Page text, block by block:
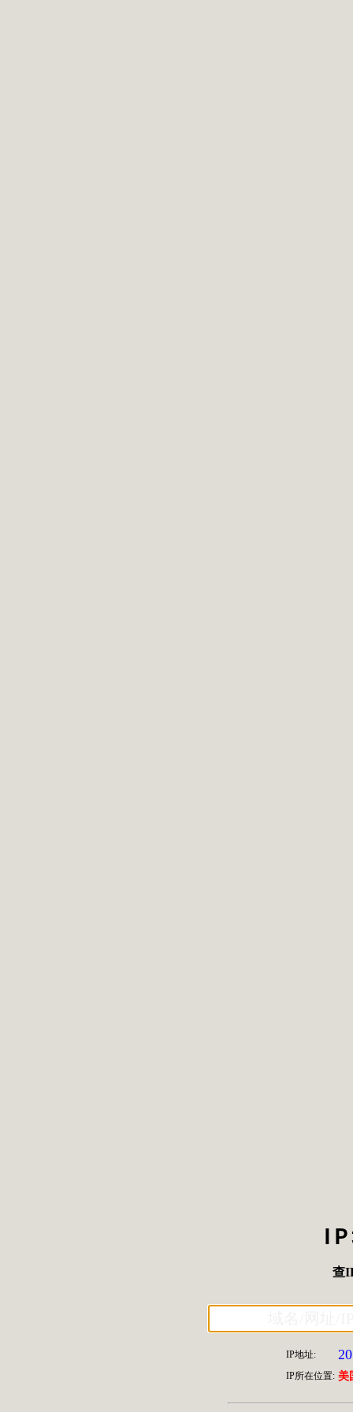
查
IP地址:
IP所在位置: 美